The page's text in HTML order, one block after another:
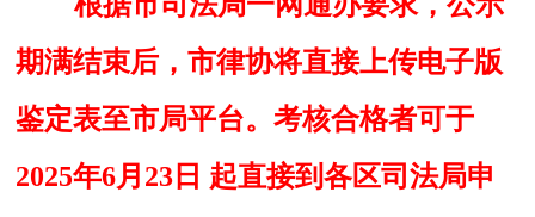
期满结束后，市律协将直接上传电子版
鉴定表至市局平台。考核合格者可于
2025年6月 23 日 起直接到各区司法局申